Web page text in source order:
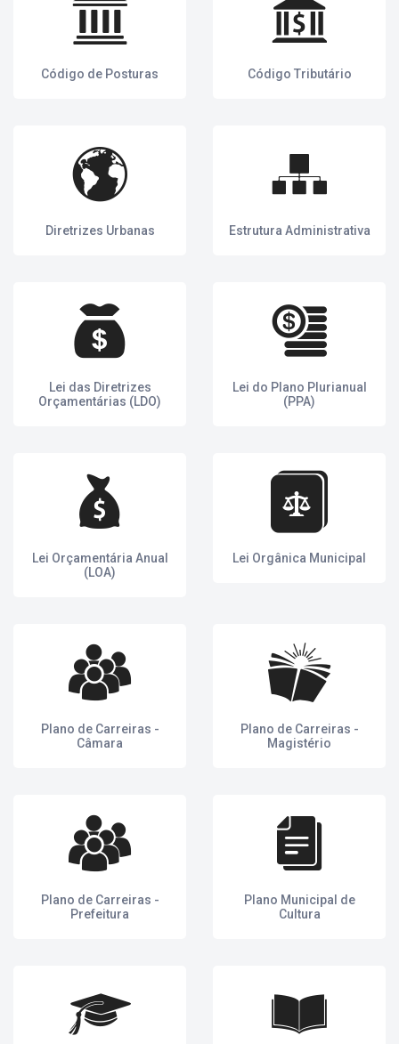
Código de Posturas Código Tributário
Diretrizes Urbanas Estrutura Administrativa
Lei das Diretrizes
Orçamentárias (LDO)
Lei do Plano Plurianual
(PPA)
Lei Orçamentária Anual
(LOA)
Lei Orgânica Municipal
Plano de Carreiras -
Câmara
Plano de Carreiras -
Magistério
Plano de Carreiras -
Prefeitura
Plano Municipal de
Cultura